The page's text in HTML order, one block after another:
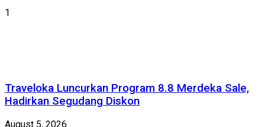
1
Traveloka Luncurkan Program 8.8 Merdeka Sale,
Hadirkan Segudang Diskon
August 5, 2026